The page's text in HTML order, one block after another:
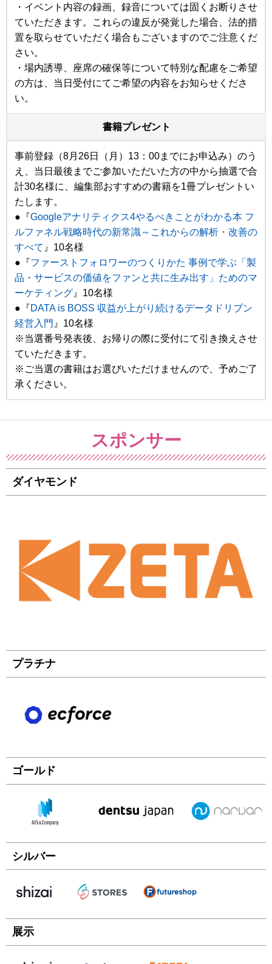
・イベント内容の録画、録音については固くお断りさせ
ていただきます。これらの違反が発覚した場合、法的措
置を取らせていただく場合もございますのでご注意くだ
さい。
・場内誘導、座席の確保等について特別な配慮をご希望
の方は、当日受付にてご希望の内容をお知らせくださ
い。
書籍プレゼント
事前登録（8月26日（月）13：00までにお申込み）のう
え、当日最後までご参加いただいた方の中から抽選で合
計30名様に、編集部おすすめの書籍を1冊プレゼントい
たします。
●『Googleアナリティクス4やるべきことがわかる本 フ
ルファネル戦略時代の新常識～これからの解析・改善の
すべて 』10名様
●『ファーストフォロワーのつくりかた 事例で学ぶ「製
品・サービスの価値をファンと共に生み出す」ためのマ
ーケティング 』10名様
●『DATA is BOSS 収益が上がり続けるデータドリブン
経営入門 』10名様
※当選番号発表後、お帰りの際に受付にて引き換えさせ
ていただきます。
※ご当選の書籍はお選びいただけませんので、予めご了
承ください。
スポンサー
ダイヤモンド
プラチナ
ゴールド
シルバー
展示